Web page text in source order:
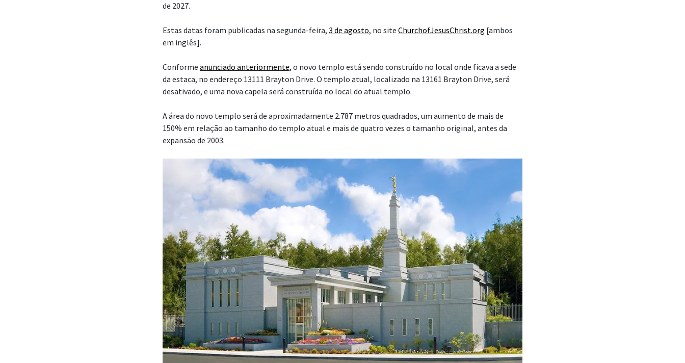
de 2027.
Estas datas foram publicadas na segunda-feira, 3 de agosto, no site ChurchofJesusChrist.org [ambos
em inglês].
Conforme anunciado anteriormente, o novo templo está sendo construído no local onde ficava a sede
da estaca, no endereço 13111 Brayton Drive. O templo atual, localizado na 13161 Brayton Drive, será
desativado, e uma nova capela será construída no local do atual templo.
A área do novo templo será de aproximadamente 2.787 metros quadrados, um aumento de mais de
150% em relação ao tamanho do templo atual e mais de quatro vezes o tamanho original, antes da
expansão de 2003.